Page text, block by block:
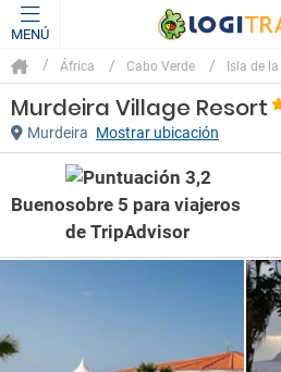
MENÚ
África Cabo Verde Isla de la
Murdeira Village Resort
Murdeira Mostrar ubicación
Bueno